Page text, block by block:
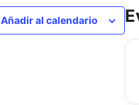
Añadir al calendario